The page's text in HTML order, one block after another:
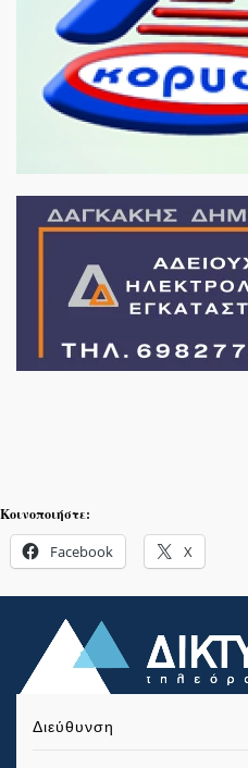
Κοινοποιήστε:
Facebook X
Διεύθυνση